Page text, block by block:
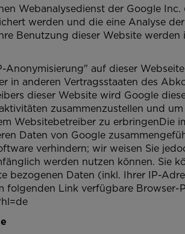
Webanalysedienst der Google
werden und die eine Analyse
Benutzung dieser Website
auf dieser
in anderen Vertragsstaaten des
dieser Website wird Google
zusammenzustellen und
Websitebetreiber zu erbringenDie
Daten von Google
verhindern; wir weisen Sie
werden nutzen können. Sie
bezogenen Daten (inkl. Ihrer IP-
folgenden Link verfügbare Browser-